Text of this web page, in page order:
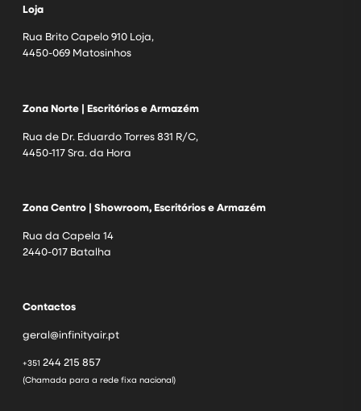
Loja
Rua Brito Capelo 910 Loja,
4450-069 Matosinhos
Zona Norte | Escritórios e Armazém
Rua de Dr. Eduardo Torres 831 R/C,
4450-117 Sra. da Hora
Zona Centro | Showroom, Escritórios e Armazém
Rua da Capela 14
2440-017 Batalha
Contactos
geral@infinityair.pt
+351 244 215 857
(Chamada para a rede fixa nacional)